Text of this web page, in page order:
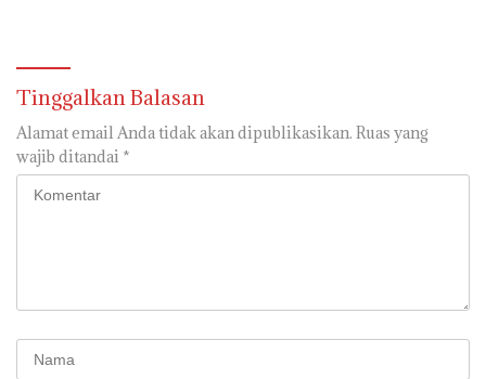
Tinggalkan Balasan
Alamat email Anda tidak akan dipublikasikan. Ruas yang
wajib ditandai *